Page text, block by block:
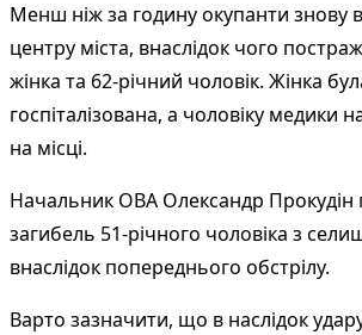
Менш ніж за годину окупанти знову
центру міста, внаслідок чого
жінка та 62-річний чоловік. Жінка
госпіталізована, а чоловіку медики
на місці.
Начальник ОВА Олександр Прокудін
загибель 51-річного чоловіка з
внаслідок попереднього обстрілу.
Варто зазначити, що в наслідок